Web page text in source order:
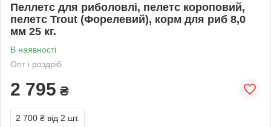
Пеллетс для риболовлі, пелетс короповий,
пелетс Trout (Форелевий), корм для риб 8,0
мм 25 кг.
В наявності
Опт і роздріб
2 795 ₴
2 700 ₴ від 2 шт.